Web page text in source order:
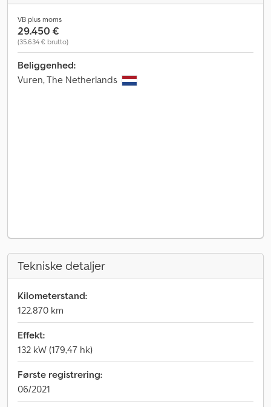
VB plus moms
29.450 €
(35.634 € brutto)
Beliggenhed:
Vuren, The Netherlands
Tekniske detaljer
Kilometerstand:
122.870 km
Effekt:
132 kW (179,47 hk)
Første registrering:
06/2021